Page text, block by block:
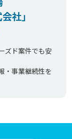
社」
ズド案件でも安
・事業継続性を